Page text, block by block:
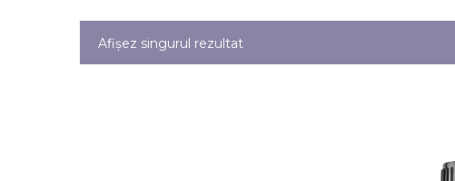
Afișez singurul rezultat